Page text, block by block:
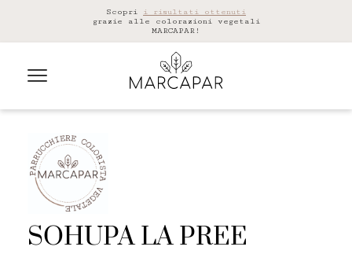
Scopri i risultati ottenuti
grazie alle colorazioni vegetali
MARCAPAR!
SOHUPA LA PREE